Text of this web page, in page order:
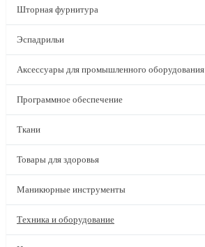
Шторная фурнитура
Эспадрильи
Аксессуары для промышленного оборудования
Программное обеспечение
Ткани
Товары для здоровья
Маникюрные инструменты
Техника и оборудование